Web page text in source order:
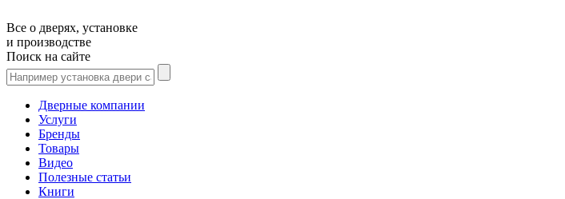
Все о дверях, установке
и производстве
Поиск на сайте
Дверные компании
Услуги
Бренды
Товары
Видео
Полезные статьи
Книги